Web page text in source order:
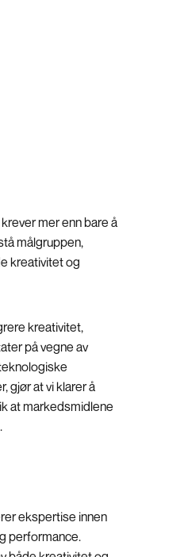
mer enn bare å
målgruppen,
kreativitet og
kreativitet,
på vegne av
gjør at vi klarer å
at markedsmidlene
ekspertise innen
performance.